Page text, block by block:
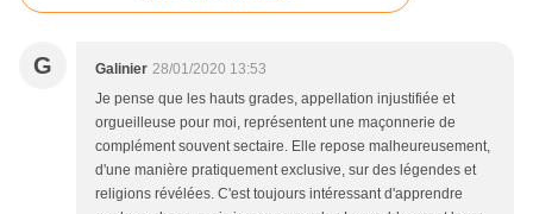
G Galinier 28/01/2020 13:53
Je pense que les hauts grades, appellation injustifiée et
orgueilleuse pour moi, représentent une maçonnerie de
complément souvent sectaire. Elle repose malheureusement,
d'une manière pratiquement exclusive, sur des légendes et
religions révélées. C'est toujours intéressant d'apprendre